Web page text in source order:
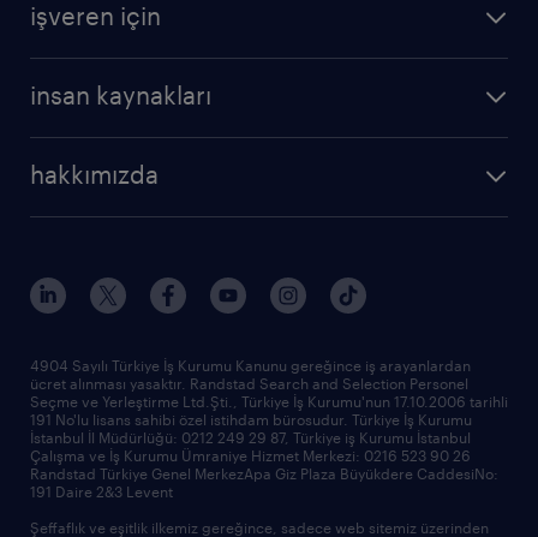
işveren için
insan kaynakları
hakkımızda
4904 Sayılı Türkiye İş Kurumu Kanunu gereğince iş arayanlardan
ücret alınması yasaktır. Randstad Search and Selection Personel
Seçme ve Yerleştirme Ltd.Şti., Türkiye İş Kurumu'nun 17.10.2006 tarihli
191 No'lu lisans sahibi özel istihdam bürosudur. Türkiye İş Kurumu
İstanbul İl Müdürlüğü: 0212 249 29 87, Türkiye iş Kurumu İstanbul
Çalışma ve İş Kurumu Ümraniye Hizmet Merkezi: 0216 523 90 26
Randstad Türkiye Genel MerkezApa Giz Plaza Büyükdere CaddesiNo:
191 Daire 2&3 Levent
Şeffaflık ve eşitlik ilkemiz gereğince, sadece web sitemiz üzerinden